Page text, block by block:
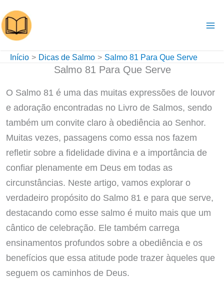
para
o
conteúdo
Início Dicas de Salmo Salmo 81 Para Que Serve
Salmo 81 Para Que Serve
O Salmo 81 é uma das muitas expressões de louvor
e adoração encontradas no Livro de Salmos, sendo
também um convite claro à obediência ao Senhor.
Muitas vezes, passagens como essa nos fazem
refletir sobre a fidelidade divina e a importância de
confiar plenamente em Deus em todas as
circunstâncias. Neste artigo, vamos explorar o
verdadeiro propósito do Salmo 81 e para que serve,
destacando como esse salmo é muito mais que um
cântico de celebração. Ele também carrega
ensinamentos profundos sobre a obediência e os
benefícios que essa atitude pode trazer àqueles que
seguem os caminhos de Deus.